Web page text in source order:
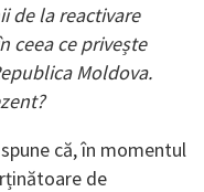
de la reactivare
ceea ce privește
Moldova.
că, în momentul
de